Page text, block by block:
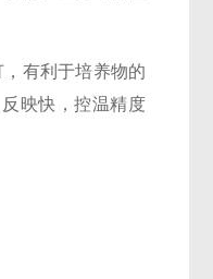
有利于培养物的
映快，控温精度